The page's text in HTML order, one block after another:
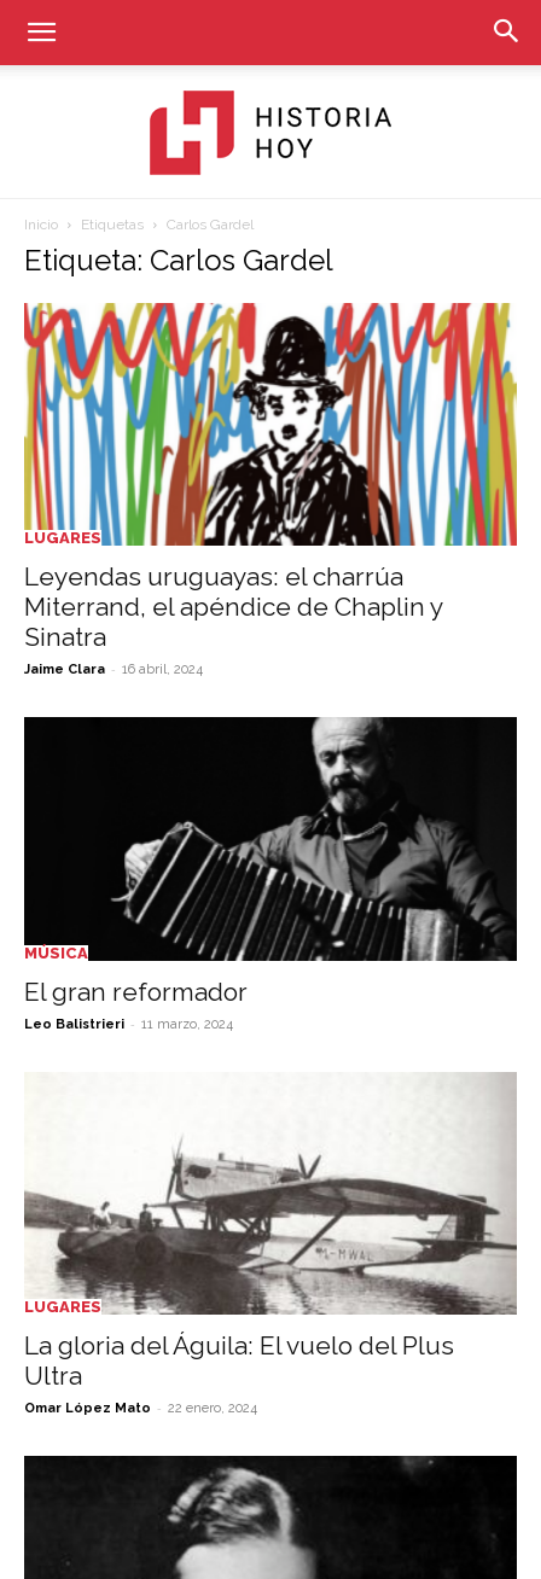
Hoy
Inicio Etiquetas Carlos Gardel
Etiqueta: Carlos Gardel
LUGARES
Leyendas uruguayas: el charrúa
Miterrand, el apéndice de Chaplin y
Sinatra
Jaime Clara - 16 abril, 2024
MÚSICA
El gran reformador
Leo Balistrieri - 11 marzo, 2024
LUGARES
La gloria del Águila: El vuelo del Plus
Ultra
Omar López Mato - 22 enero, 2024